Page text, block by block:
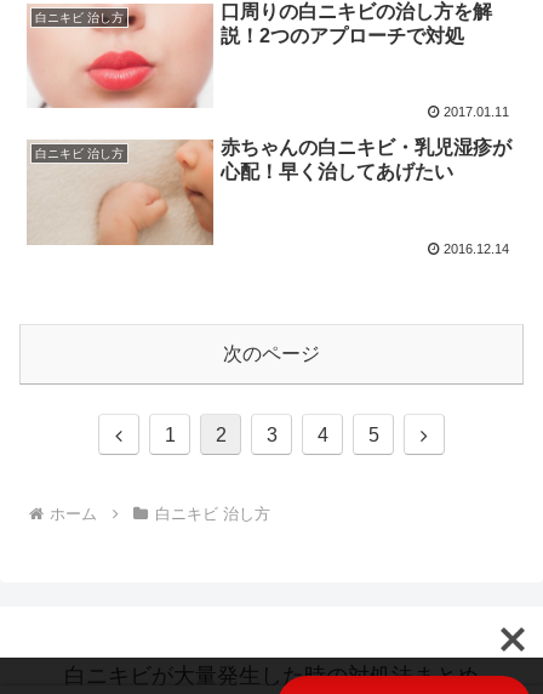
白ニキビ 治し方
口周りの白ニキビの治し方を解
説！2つのアプローチで対処
2017.01.11
白ニキビ 治し方
赤ちゃんの白ニキビ・乳児湿疹が
心配！早く治してあげたい
2016.12.14
次のページ
前
1 2 3 4 5
次
ホーム 白ニキビ 治し方
白ニキビが大量発生した時の対処法まとめ